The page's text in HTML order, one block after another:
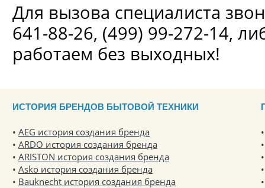
Для вызова специалиста
641-88-26, (499) 99-272-14,
работаем без выходных!
ИСТОРИЯ БРЕНДОВ БЫТОВОЙ ТЕХНИКИ
AEG история создания бренда
ARDO история создания бренда
ARISTON история создания бренда
Asko история создания бренда
Bauknecht история создания бренда